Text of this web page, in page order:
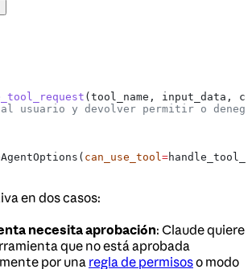
( tool_name , input_data ,
usuario y devolver permitir o
can_use_tool=
en dos casos:
necesita aprobación: Claude quiere
que no está aprobada
por una regla de permisoso modo